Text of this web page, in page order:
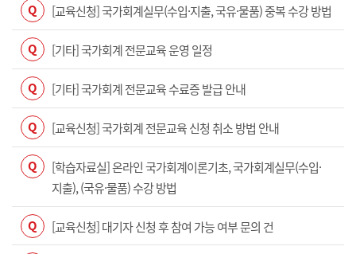
Q [교육신청] 국가회계실무(수입·지출, 국유·물품) 중복 수강 방법
Q [기타] 국가회계 전문교육 운영 일정
Q [기타] 국가회계 전문교육 수료증 발급 안내
Q [교육신청] 국가회계 전문교육 신청 취소 방법 안내
Q
[학습자료실] 온라인 국가회계이론기초, 국가회계실무(수입·
지출), (국유·물품) 수강 방법
Q [교육신청] 대기자 신청 후 참여 가능 여부 문의 건